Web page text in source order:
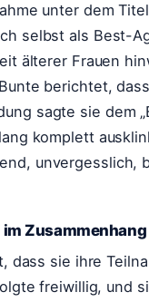
unter dem
selbst als Best-
älterer Frauen
berichtet,
sagte sie dem
komplett
im
sie ihre
freiwillig, und